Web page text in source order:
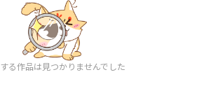
る作品は見つかりませんでした